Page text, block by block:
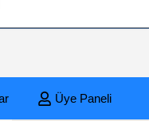
Esnaf Tepkili!
Üye Paneli